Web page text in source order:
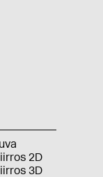
2D
3D